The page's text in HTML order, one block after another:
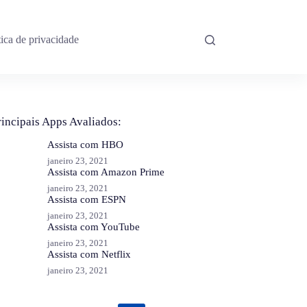
de privacidade
Apps Avaliados:
Assista com HBO
janeiro 23, 2021
Assista com Amazon Prime
janeiro 23, 2021
Assista com ESPN
janeiro 23, 2021
Assista com YouTube
janeiro 23, 2021
Assista com Netflix
janeiro 23, 2021